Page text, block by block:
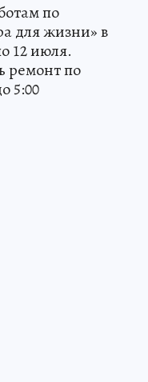
по
для жизни» в
12 июля.
ремонт по
5:00